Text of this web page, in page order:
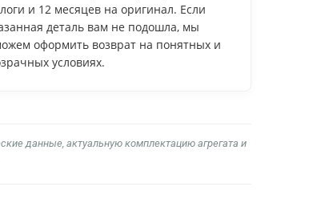
и 12 месяцев на оригинал. Если
деталь вам не подошла, мы
оформить возврат на понятных и
условиях.
данные, актуальную комплектацию агрегата и